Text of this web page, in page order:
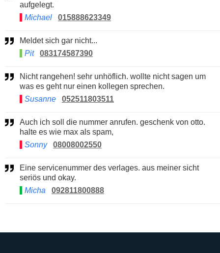
aufgelegt.
Michael
015888623349
Meldet sich gar nicht...
Pit
083174587390
Nicht rangehen! sehr unhöflich. wollte nicht sagen um
was es geht nur einen kollegen sprechen.
Susanne
052511803511
Auch ich soll die nummer anrufen. geschenk von otto.
halte es wie max als spam,
Sonny
08008002550
Eine servicenummer des verlages. aus meiner sicht
seriös und okay.
Micha
092811800888